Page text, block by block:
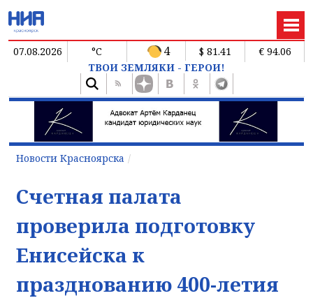
07.08.2026 °C 4 $ 81.41
€ 94.06
ТВОИ ЗЕМЛЯКИ - ГЕРОИ!
Новости Красноярска
Счетная палата
проверила подготовку
Енисейска к
празднованию 400-летия